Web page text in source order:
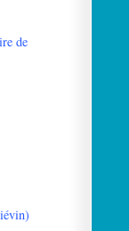
de